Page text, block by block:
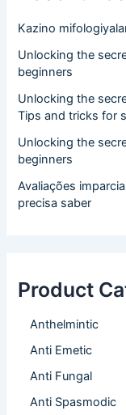
Kazino
Unlocking the
beginners
Unlocking the
Tips and tricks for
Unlocking the
beginners
Avaliações
precisa saber
Product
Anthelmintic
Anti Emetic
Anti Fungal
Anti Spasmodic